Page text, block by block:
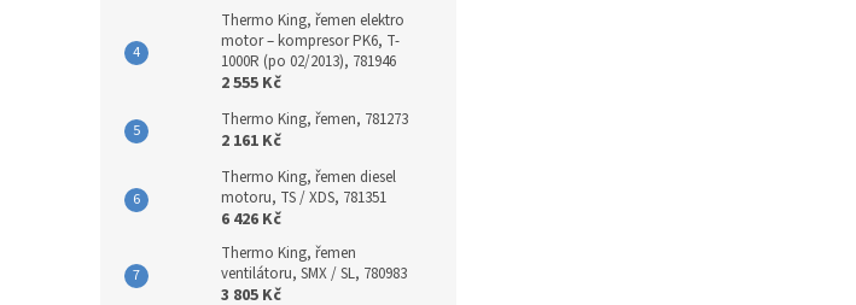
Thermo King, řemen elektro
motor – kompresor PK6, T-
1000R (po 02/2013), 781946
2 555 Kč
Thermo King, řemen, 781273
2 161 Kč
Thermo King, řemen diesel
motoru, TS / XDS, 781351
6 426 Kč
Thermo King, řemen
ventilátoru, SMX / SL, 780983
3 805 Kč